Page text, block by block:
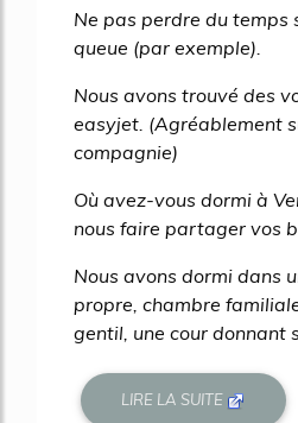
Ne pas perdre du temps
queue (par exemple).
Nous avons trouvé des
easyjet. (Agréablement
compagnie)
Où avez-vous dormi à
nous faire partager vos
Nous avons dormi dans
propre, chambre
gentil, une cour donnant
LIRE LA SUITE